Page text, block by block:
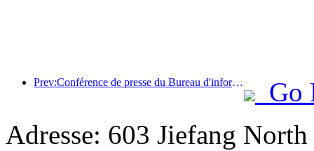
Prev:Conférence de presse du Bureau d'information du Conseil d'État : les recettes des voyages transfrontaliers de mon pays ont augmenté de 42 % au premier semestre de cette année
Go
Adresse: 603 Jiefang